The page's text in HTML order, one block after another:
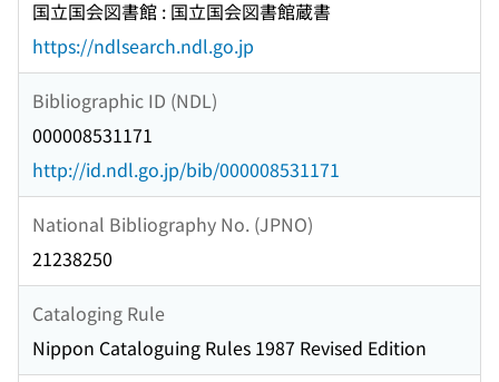
国立国会図書館 : 国立国会図書館蔵書
https://ndlsearch.ndl.go.jp
Bibliographic ID (NDL)
000008531171
http://id.ndl.go.jp/bib/000008531171
National Bibliography No. (JPNO)
21238250
Cataloging Rule
Nippon Cataloguing Rules 1987 Revised Edition